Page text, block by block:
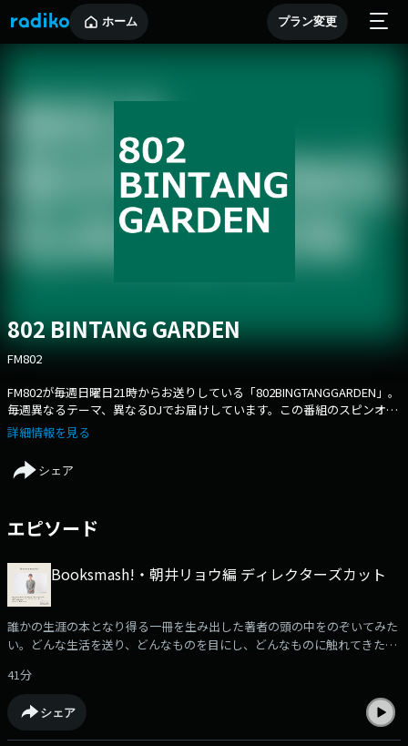
ホーム プラン変更
802 BINTANG GARDEN
FM802
FM802が毎週日曜日21時からお送りしている「802BINGTANGGARDEN」。
毎週異なるテーマ、異なるDJでお届けしています。この番組のスピンオフ
企画を不定期で更新していきます！ぜひチェックしてください！
https://funky802.com/site/blog/1721
詳細情報を見る
シェア
エピソード
Booksmash!・朝井リョウ編 ディレクターズカット
誰かの生涯の本となり得る一冊を生み出した著者の頭の中をのぞいてみた
い。どんな生活を送り、どんなものを目にし、どんなものに触れてきたの
ォーカスするのは、作家生活15周年記念作品『イン・ザ・メガチャーチ』
が、2026年本屋大賞を受賞した朝井リョウ！小説『イン・ザ・メガチャー
チ』についてはもちろん、エッセイを書くということや、最近見た怖い夢
の話、刺激を受けた一冊、そして、今この時代に感じることなど、DJ樋口
41分
シェア